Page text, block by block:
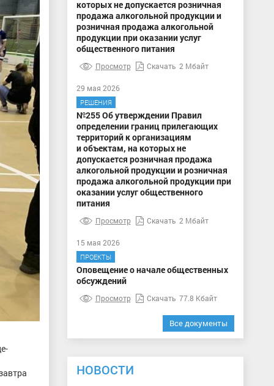
которых не допускается розничная
продажа алкогольной продукции и
розничная продажа алкогольной
продукции при оказании услуг
общественного питания
Просмотр Скачать 2 Мбайт
29 мая 2026
РЕШЕНИЯ
№255 Об утверждении Правил
определении границ прилегающих
территорий к организациям
и объектам, на которых не
допускается розничная продажа
алкогольной продукции и розничная
продажа алкогольной продукции при
оказании услуг общественного
питания
Просмотр Скачать 2 Мбайт
15 мая 2026
ПРОЕКТЫ
Оповещение о начале общественных
обсуждений
Просмотр Скачать 77.8 Кбайт
Все документы
НОВОСТИ